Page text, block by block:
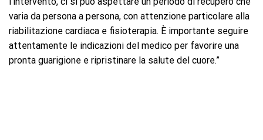
varia da persona a persona, con attenzione particolare alla
riabilitazione cardiaca e fisioterapia. È importante seguire
attentamente le indicazioni del medico per favorire una
pronta guarigione e ripristinare la salute del cuore.”